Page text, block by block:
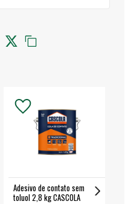
Adesivo de contato sem
toluol 2,8 kg CASCOLA